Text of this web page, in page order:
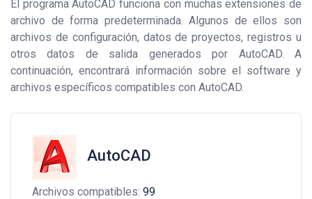
El programa AutoCAD funciona con muchas extensiones de
archivo de forma predeterminada. Algunos de ellos son
archivos de configuración, datos de proyectos, registros u
otros datos de salida generados por AutoCAD. A
continuación, encontrará información sobre el software y
archivos específicos compatibles con AutoCAD.
AutoCAD
Archivos compatibles: 99